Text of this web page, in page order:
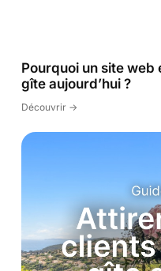
Pourquoi un site
gîte aujourd’hui ?
Découvrir ->